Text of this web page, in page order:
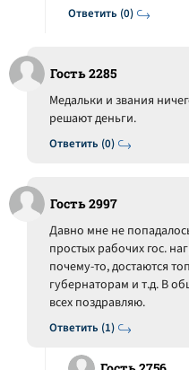
Ответить (0)
Гость 2285
Ответить (0)
Медальки и звания
решают деньги.
Гость 2997
Ответить (1)
Давно мне не
простых рабочих гос.
почему-то, достаются
губернаторам и т.д. В
всех поздравляю.